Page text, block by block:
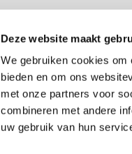
Deze website maakt
We gebruiken cookies
bieden en om ons
met onze partners voor
combineren met andere
uw gebruik van hun